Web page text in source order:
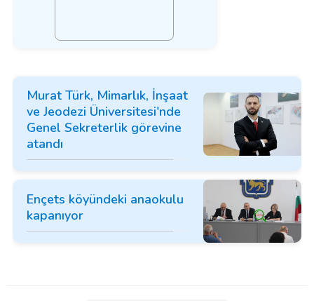
Murat Türk, Mimarlık, İnşaat
ve Jeodezi Üniversitesi'nde
Genel Sekreterlik görevine
atandı
Ençets köyündeki anaokulu
kapanıyor